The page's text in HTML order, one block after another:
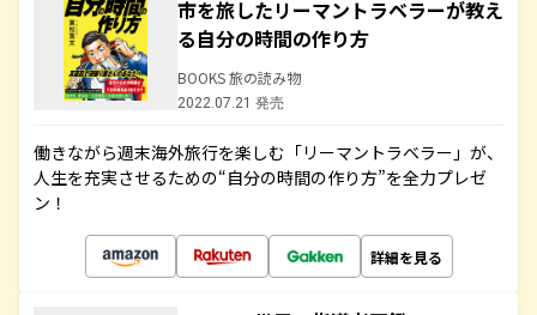
市を旅したリーマントラベラーが教え
る自分の時間の作り方
BOOKS 旅の読み物
2022.07.21 発売
働きながら週末海外旅行を楽しむ「リーマントラベラー」が、
人生を充実させるための“自分の時間の作り方”を全力プレゼ
ン！
詳細を見る